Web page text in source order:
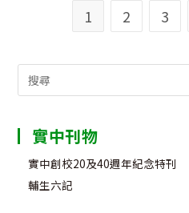
1 2 3
Search
for:
實中刊物
實中創校20及40週年紀念特刊
輔生六記